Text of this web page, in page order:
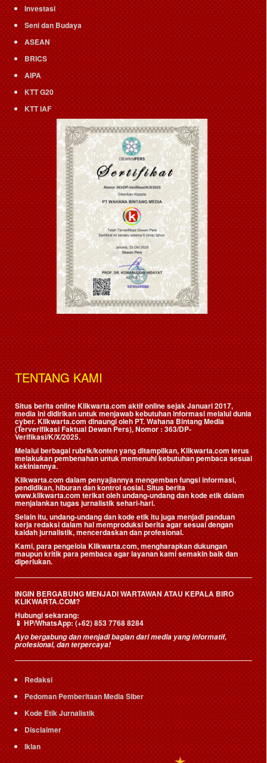
Investasi
Seni dan Budaya
ASEAN
BRICS
AIPA
KTT G20
KTT IAF
TENTANG KAMI
Situs berita online Klikwarta.com aktif online sejak Januari 2017,
media ini didirikan untuk menjawab kebutuhan informasi melalui dunia
cyber. Klikwarta.com dinaungi oleh PT. Wahana Bintang Media
(Terverifikasi Faktual Dewan Pers), Nomor : 363/DP-
Verifikasi/K/X/2025.
Melalui berbagai rubrik/konten yang ditampilkan, Klikwarta.com terus
melakukan pembenahan untuk memenuhi kebutuhan pembaca sesuai
kekiniannya.
Klikwarta.com dalam penyajiannya mengemban fungsi informasi,
pendidikan, hiburan dan kontrol sosial. Situs berita
www.klikwarta.com terikat oleh undang-undang dan kode etik dalam
menjalankan tugas jurnalistik sehari-hari.
Selain itu, undang-undang dan kode etik itu juga menjadi panduan
kerja redaksi dalam hal memproduksi berita agar sesuai dengan
kaidah jurnalistik, mencerdaskan dan profesional.
Kami, para pengelola Klikwarta.com, mengharapkan dukungan
maupun kritik para pembaca agar layanan kami semakin baik dan
diperlukan.
INGIN BERGABUNG MENJADI WARTAWAN ATAU KEPALA BIRO
KLIKWARTA.COM?
Hubungi sekarang:
📱HP/WhatsApp:(+62) 853 7768 8284
Ayo bergabung dan menjadi bagian dari media yang informatif,
profesional, dan terpercaya!
Redaksi
Pedoman Pemberitaan Media Siber
Kode Etik Jurnalistik
Disclaimer
Iklan